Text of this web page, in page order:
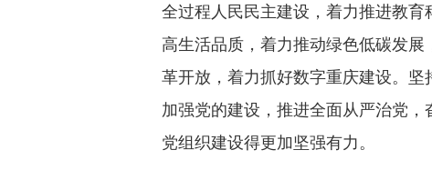
全过程人民民主建设，着力推进教
高生活品质，着力推动绿色低碳发
革开放，着力抓好数字重庆建设。
加强党的建设，推进全面从严治党，
党组织建设得更加坚强有力。